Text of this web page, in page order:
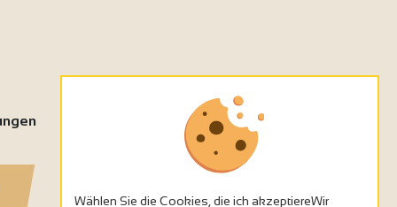
Wählen Sie die Cookies, die ich akzeptiereWir